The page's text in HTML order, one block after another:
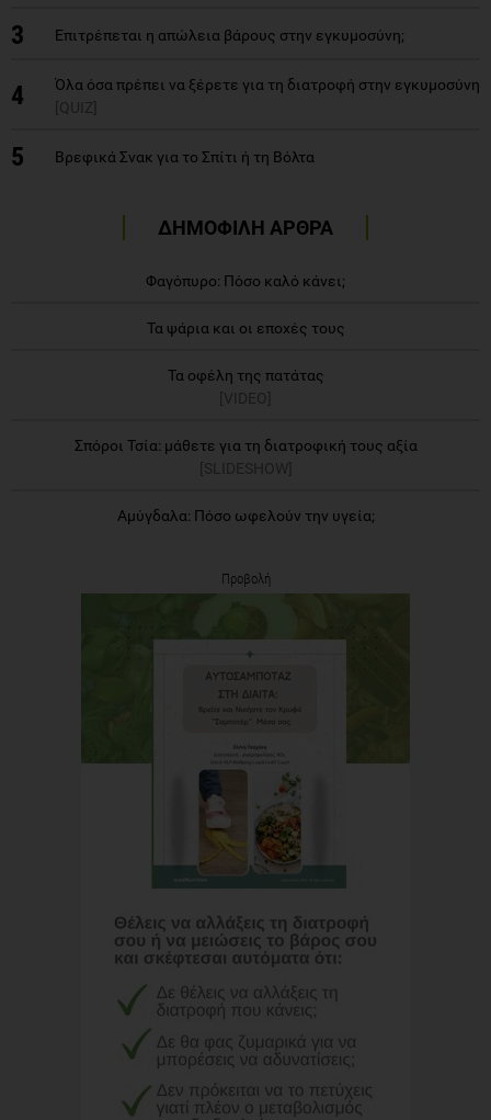
3 Επιτρέπεται η απώλεια βάρους στην εγκυμοσύνη;
4
Όλα όσα πρέπει να ξέρετε για τη διατροφή στην εγκυμοσύνη
[QUIZ]
5 Βρεφικά Σνακ για το Σπίτι ή τη Βόλτα
ΔΗΜΟΦΙΛΗ ΑΡΘΡΑ
Φαγόπυρο: Πόσο καλό κάνει;
Τα ψάρια και οι εποχές τους
Τα οφέλη της πατάτας
[VIDEO]
Σπόροι Τσία: μάθετε για τη διατροφική τους αξία
[SLIDESHOW]
Αμύγδαλα: Πόσο ωφελούν την υγεία;
Προβολή